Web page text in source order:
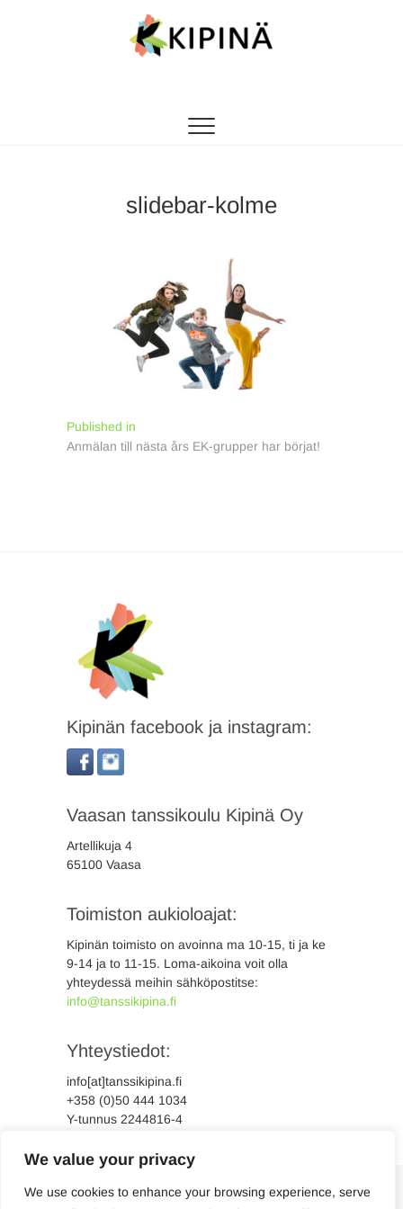
We value your privacy
We use cookies to enhance your browsing experience, serve
slidebar-kolme
Inläggsnavigering
Published in
Anmälan till nästa års EK-grupper har börjat!
Kipinän facebook ja instagram:
Vaasan tanssikoulu Kipinä Oy
Artellikuja 4
65100 Vaasa
Toimiston aukioloajat:
Kipinän toimisto on avoinna ma 10-15, ti ja ke
9-14 ja to 11-15. Loma-aikoina voit olla
yhteydessä meihin sähköpostitse:
info@tanssikipina.fi
Yhteystiedot:
info[at]tanssikipina.fi
+358 (0)50 444 1034
Y-tunnus 2244816-4